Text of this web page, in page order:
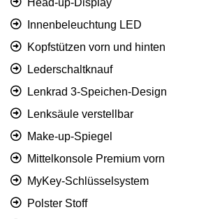
Head-up-Display
Innenbeleuchtung LED
Kopfstützen vorn und hinten
Lederschaltknauf
Lenkrad 3-Speichen-Design
Lenksäule verstellbar
Make-up-Spiegel
Mittelkonsole Premium vorn
MyKey-Schlüsselsystem
Polster Stoff